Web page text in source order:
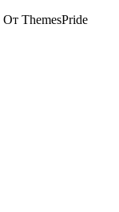
От ThemesPride